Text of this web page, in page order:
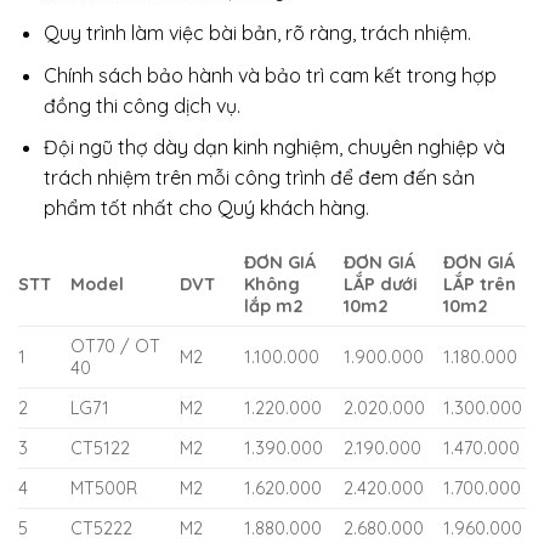
Quy trình làm việc bài bản, rõ ràng, trách nhiệm.
Chính sách bảo hành và bảo trì cam kết trong hợp
đồng thi công dịch vụ.
Đội ngũ thợ dày dạn kinh nghiệm, chuyên nghiệp và
trách nhiệm trên mỗi công trình để đem đến sản
phẩm tốt nhất cho Quý khách hàng.
STT Model DVT
ĐƠN GIÁ
Không
lắp m2
ĐƠN GIÁ
LẮP dưới
10m2
ĐƠN GIÁ
LẮP trên
10m2
1
OT70 / OT
40
M2 1.100.000 1.900.000 1.180.000
2 LG71 M2 1.220.000 2.020.000
1.300.000
3
CT5122 M2 1.390.000 2.190.000
1.470.000
4
MT500R M2 1.620.000 2.420.000
1.700.000
5
CT5222 M2 1.880.000 2.680.000 1.960.000